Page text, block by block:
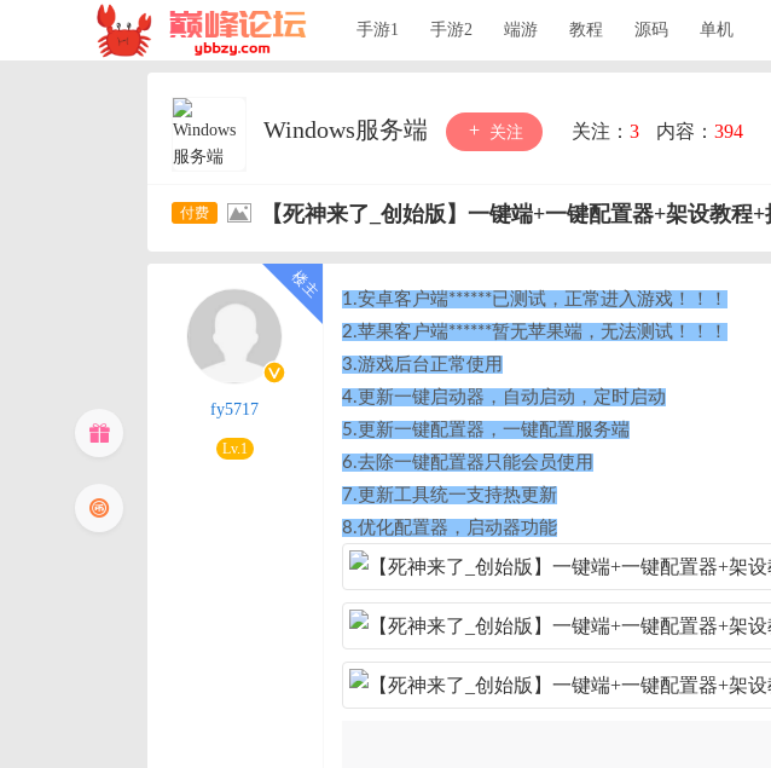
手游1 手游2 端游 教程 源码 单机
Windows服务端 关注 关注： 3 内容： 394
【死神来了_创始版】一键端+一键配置器+架设教程
fy5717
Lv.1
1.安卓客户端******已测试，正常进入游戏！！！
2.苹果客户端******暂无苹果端，无法测试！！！
3.游戏后台正常使用
4.更新一键启动器，自动启动，定时启动
5.更新一键配置器，一键配置服务端
6.去除一键配置器只能会员使用
7.更新工具统一支持热更新
8.优化配置器，启动器功能